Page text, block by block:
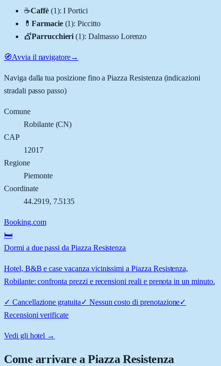
☕Caffè (1):I Portici
💊 Farmacie (1):Piccitto
💇Parrucchieri (1):Dalmasso Lorenzo
🧭Avvia il navigatore→
Naviga dalla tua posizione fino aPiazza Resistenza (indicazioni
stradali passo passo)
Comune
Robilante(CN)
CAP
12017
Regione
Piemonte
Coordinate
44.2919, 7.5135
Booking.com
🛏️
Dormi a due passi da Piazza Resistenza
Hotel, B&B e case vacanza vicinissimi a Piazza Resistenza,
Robilante: confronta prezzi e recensioni reali e prenota in un minuto.
✓ Cancellazione gratuita✓ Nessun costo di prenotazione✓
Recensioni verificate
Vedi gli hotel →
Come arrivare aPiazza Resistenza